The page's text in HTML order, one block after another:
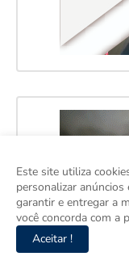
Este site utiliza
personalizar
garantir e entregar a
você concorda com a
Aceitar !